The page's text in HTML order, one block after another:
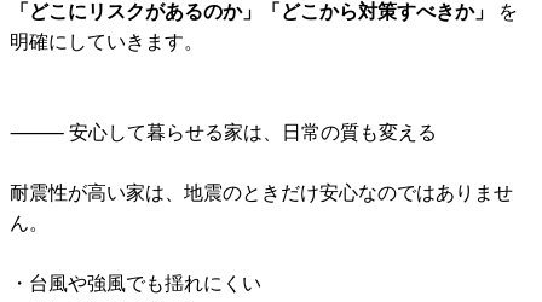
「どこにリスクがあるのか」「どこから対策すべきか」
を
明確にしていきます。
⸻ 安心して暮らせる家は、日常の質も変える
耐震性が高い家は、地震のときだけ安心なのではありませ
ん。
・台風や強風でも揺れにくい